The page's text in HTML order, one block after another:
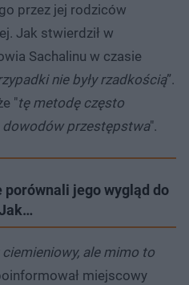
przez jej rodziców
Jak stwierdził w
Sachalinu w czasie
nie były rzadkością”.
"tę metodę często
przestępstwa".
porównali jego wygląd do
ciemieniowy, ale mimo to
miejscowy